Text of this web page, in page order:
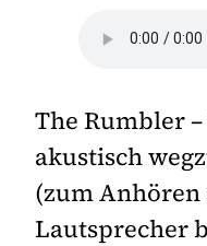
The Rumbler
akustisch
(zum Anhören
Lautsprecher